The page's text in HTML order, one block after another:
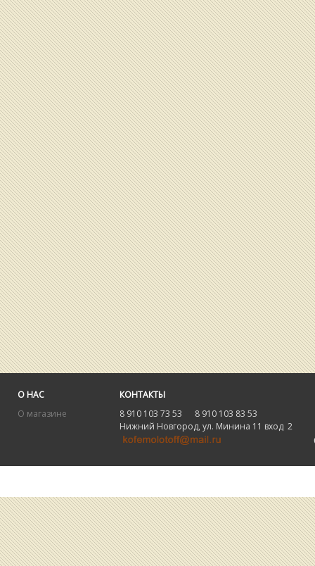
О НАС
О магазине
КОНТАКТЫ
8 910 103 73 53 8 910 103 83 53
Нижний Новгород, ул. Минина 11 вход 2